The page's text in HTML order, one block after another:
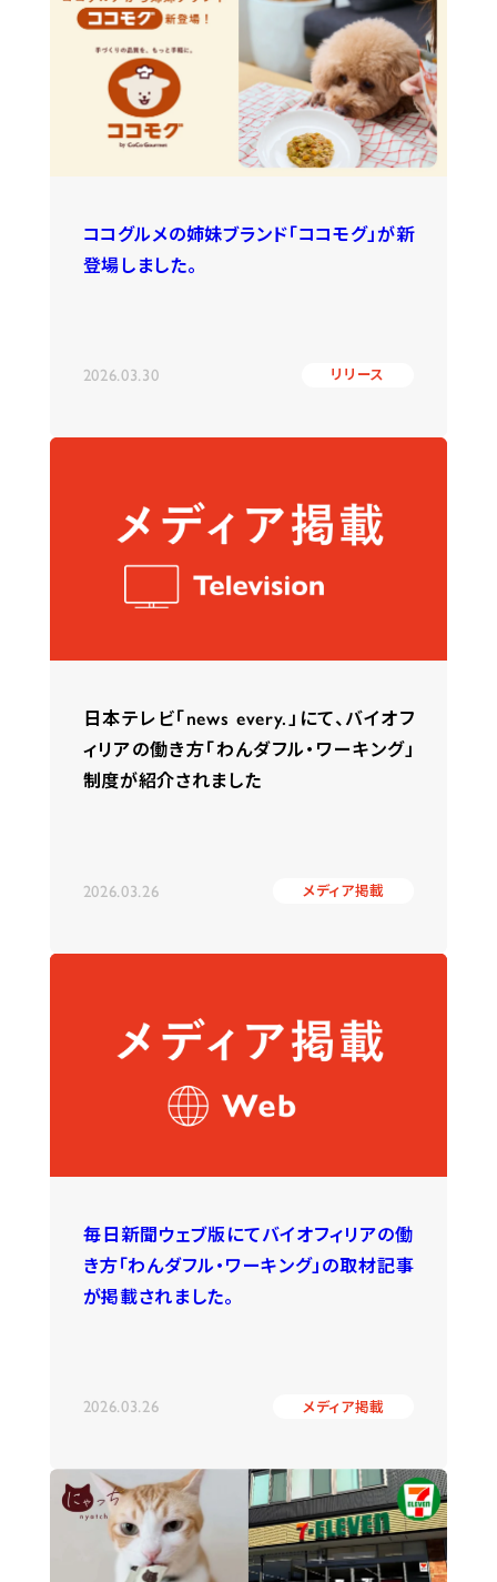
ココグルメの姉妹ブランド「ココモグ」が新
登場しました。
2026.03.30 リリース
日本テレビ「news every.」にて、バイオフ
ィリアの働き方「わんダフル・ワーキング」
制度が紹介されました
2026.03.26 メディア掲載
毎日新聞ウェブ版にてバイオフィリアの働
き方「わんダフル・ワーキング」の取材記事
が掲載されました。
2026.03.26 メディア掲載